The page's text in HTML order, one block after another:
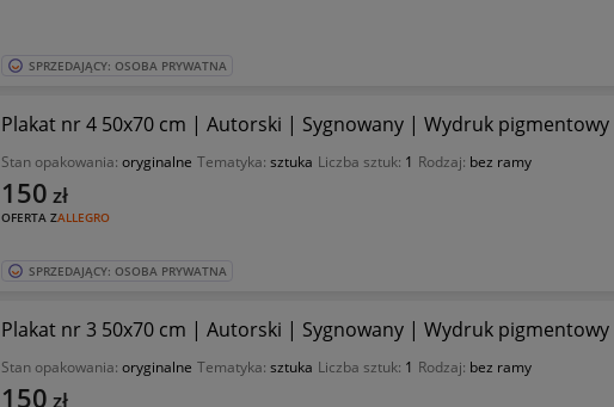
SPRZEDAJĄCY: OSOBA PRYWATNA
Plakat nr 4 50x70 cm | Autorski | Sygnowany | Wydruk pigmentowy
Stan opakowania: oryginalne Tematyka: sztuka Liczba sztuk: 1 Rodzaj: bez ramy
OFERTA ZALLEGRO
150 zł
SPRZEDAJĄCY: OSOBA PRYWATNA
Plakat nr 3 50x70 cm | Autorski | Sygnowany | Wydruk pigmentowy
Stan opakowania: oryginalne Tematyka: sztuka Liczba sztuk: 1 Rodzaj: bez ramy
150 zł